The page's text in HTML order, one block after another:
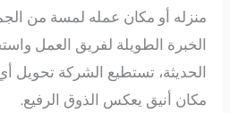
منزله أو مكان عمله لمسة من
الخبرة الطويلة لفريق العمل
الحديثة، تستطيع الشركة تحويل
مكان أنيق يعكس الذوق الرفيع.